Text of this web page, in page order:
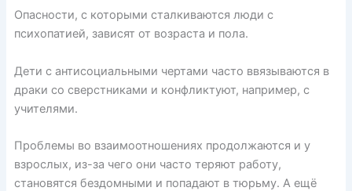
Опасности, с которыми сталкиваются люди с
психопатией, зависят от возраста и пола.
Дети с антисоциальными чертами часто ввязываются в
драки со сверстниками и конфликтуют, например, с
учителями.
Проблемы во взаимоотношениях продолжаются и у
взрослых, из-за чего они часто теряют работу,
становятся бездомными и попадают в тюрьму. А ещё